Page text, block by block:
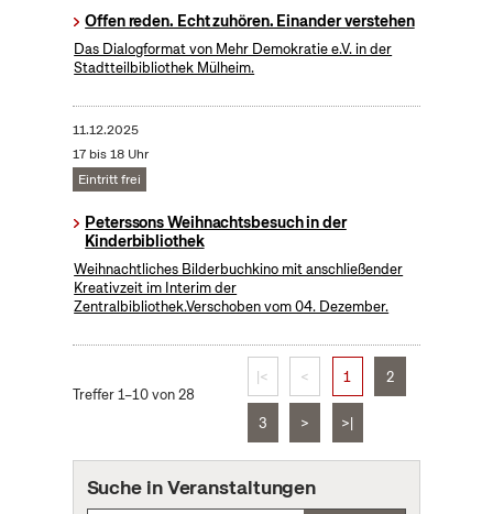
Offen reden. Echt zuhören. Einander verstehen
Das Dialogformat von Mehr Demokratie e.V. in der
Stadtteilbibliothek Mülheim.
11.12.2025
17 bis 18 Uhr
Eintritt frei
Peterssons Weihnachtsbesuch in der
Kinderbibliothek
Weihnachtliches Bilderbuchkino mit anschließender
Kreativzeit im Interim der
Zentralbibliothek.Verschoben vom 04. Dezember.
Treffer 1–10 von 28
|< < 1 2
3 > >|
Suche in Veranstaltungen